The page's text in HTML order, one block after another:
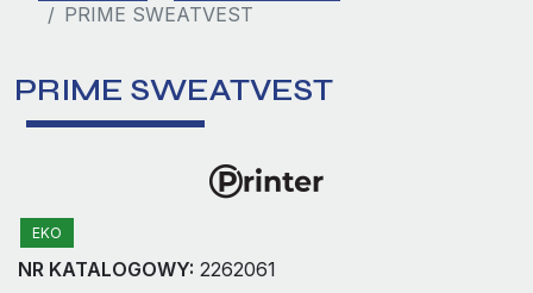
PRIME SWEATVEST
PRIME SWEATVEST
EKO
NR KATALOGOWY: 2262061